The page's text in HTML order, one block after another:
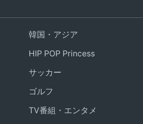
韓国・アジア
HIP POP Princess
サッカー
ゴルフ
TV番組・エンタメ